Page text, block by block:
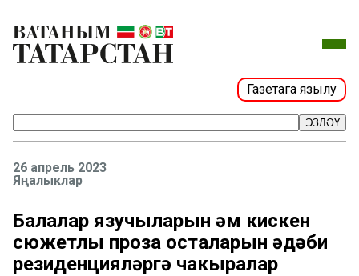
Газетага язылу
ЭЗЛӘҮ
26 апрель 2023
Яңалыклар
Балалар язучыларын һәм кискен
сюжетлы проза осталарын әдәби
резиденцияләргә чакыралар